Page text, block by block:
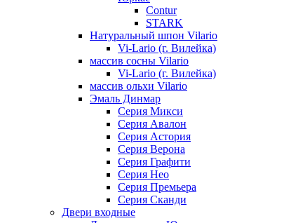
Contur
STARK
Натуральный шпон Vilario
Vi-Lario (г. Вилейка)
массив сосны Vilario
Vi-Lario (г. Вилейка)
массив ольхи Vilario
Эмаль Динмар
Серия Микси
Серия Авалон
Серия Астория
Серия Верона
Серия Графити
Серия Нео
Серия Премьера
Серия Сканди
Двери входные